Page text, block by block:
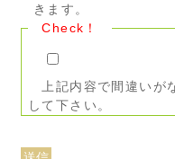
きます。
Check！
上記内容で間違いが
して下さい。